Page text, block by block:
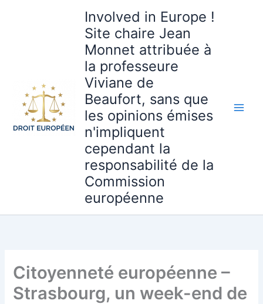
Involved in Europe !
Site chaire Jean
Monnet attribuée à
la professeure
Viviane de
Beaufort, sans que
les opinions émises
n'impliquent
cependant la
responsabilité de la
Commission
européenne
Citoyenneté européenne –
Strasbourg, un week-end de